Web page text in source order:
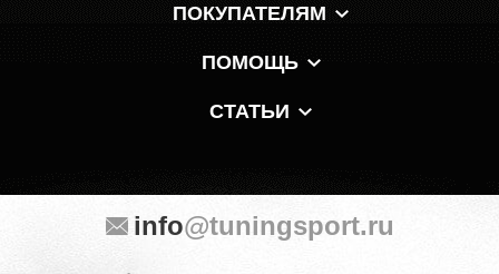
ПОКУПАТЕЛЯМ
ПОМОЩЬ
СТАТЬИ
info@tuningsport.ru